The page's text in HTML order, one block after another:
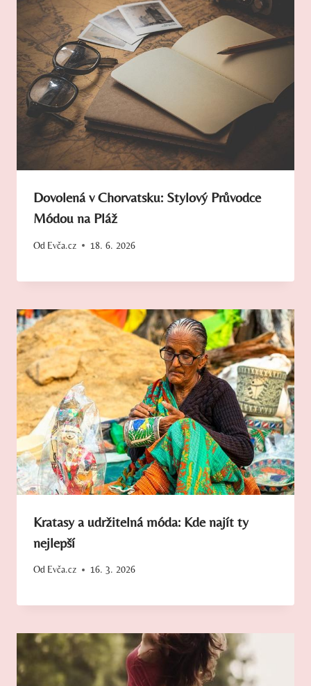
Dovolená v Chorvatsku: Stylový Průvodce
Módou na Pláž
Od Evča.cz 18. 6. 2026
Kratasy a udržitelná móda: Kde najít ty
nejlepší
Od Evča.cz 16. 3. 2026